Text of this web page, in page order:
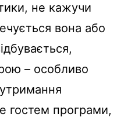
не кажучи
вона або
– особливо
гостем програми,